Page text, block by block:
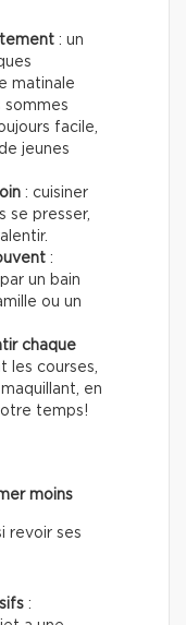
: un
matinale
sommes
facile,
jeunes
: cuisiner
se presser,
:
un bain
ou un
chaque
les courses,
en
temps!
moins
revoir ses
: